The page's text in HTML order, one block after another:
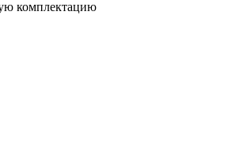
комплектацию